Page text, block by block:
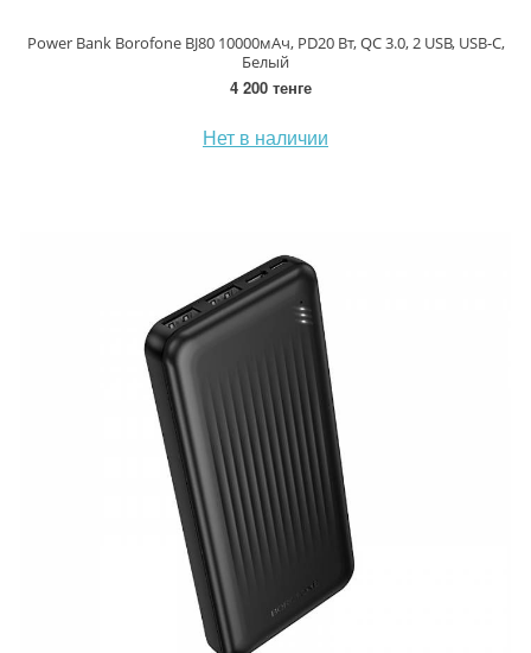
Power Bank Borofone BJ80 10000мАч, PD20 Вт, QC 3.0, 2 USB, USB-C,
Белый
4 200 тенге
Нет в наличии